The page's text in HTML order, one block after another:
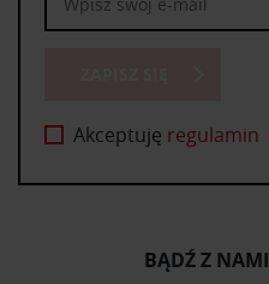
Akceptuję regulamin
BĄDŹ Z